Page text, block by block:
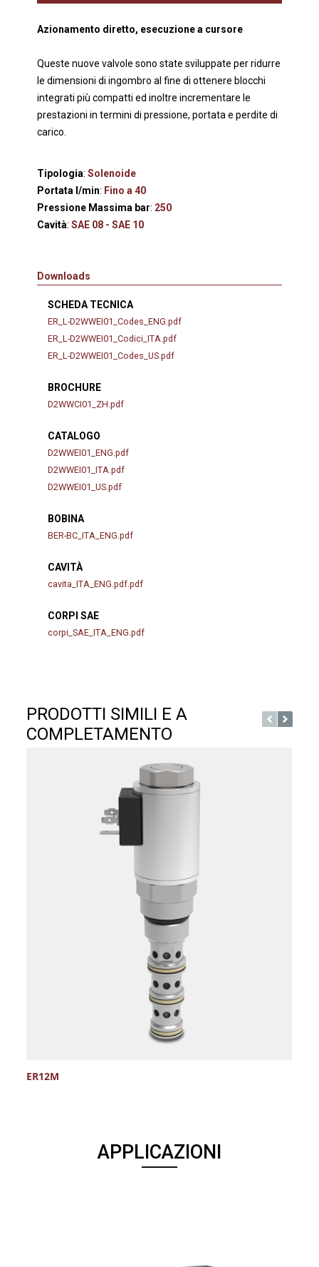
Azionamento diretto, esecuzione a cursore
Queste nuove valvole sono state sviluppate per ridurre
le dimensioni di ingombro al fine di ottenere blocchi
integrati più compatti ed inoltre incrementare le
prestazioni in termini di pressione, portata e perdite di
carico.
Tipologia:Solenoide
Portata l/min: Fino a 40
Pressione Massima bar: 250
Cavità:SAE 08 - SAE 10
Downloads
SCHEDA TECNICA
ER_L-D2WWEI01_Codes_ENG.pdf
ER_L-D2WWEI01_Codici_ITA.pdf
ER_L-D2WWEI01_Codes_US.pdf
BROCHURE
D2WWCI01_ZH.pdf
CATALOGO
D2WWEI01_ENG.pdf
D2WWEI01_ITA.pdf
D2WWEI01_US.pdf
BOBINA
BER-BC_ITA_ENG.pdf
CAVITÀ
cavita_ITA_ENG.pdf.pdf
CORPI SAE
corpi_SAE_ITA_ENG.pdf
PRODOTTI SIMILI E A
COMPLETAMENTO
ER12M
APPLICAZIONI